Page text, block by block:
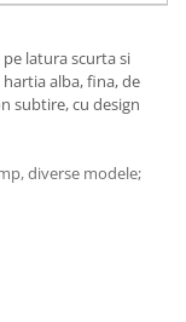
latura scurta si
alba, fina, de
subtire, cu design
diverse modele;